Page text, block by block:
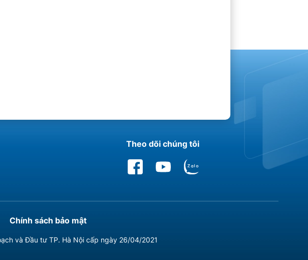
Theo dõi chúng tôi
Chính sách bảo mật
và Đầu tư TP. Hà Nội cấp ngày 26/04/2021